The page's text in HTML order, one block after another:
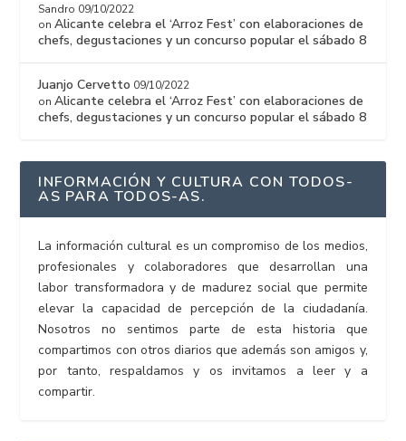
Sandro 09/10/2022
onAlicante celebra el ‘Arroz Fest’ con elaboraciones de
chefs, degustaciones y un concurso popular el sábado 8
Juanjo Cervetto 09/10/2022
onAlicante celebra el ‘Arroz Fest’ con elaboraciones de
chefs, degustaciones y un concurso popular el sábado 8
INFORMACIÓN Y CULTURA CON TODOS-
AS PARA TODOS-AS.
La información cultural es un compromiso de los medios,
profesionales y colaboradores que desarrollan una
labor transformadora y de madurez social que permite
elevar la capacidad de percepción de la ciudadanía.
Nosotros no sentimos parte de esta historia que
compartimos con otros diarios que además son amigos y,
por tanto, respaldamos y os invitamos a leer y a
compartir.